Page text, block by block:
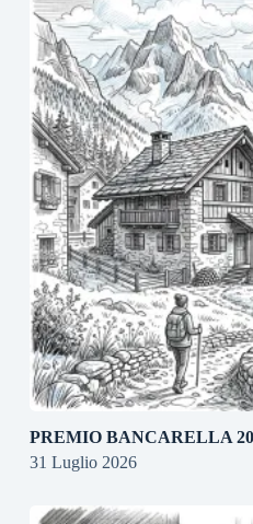
PREMIO BANCARELLA
31 Luglio 2026